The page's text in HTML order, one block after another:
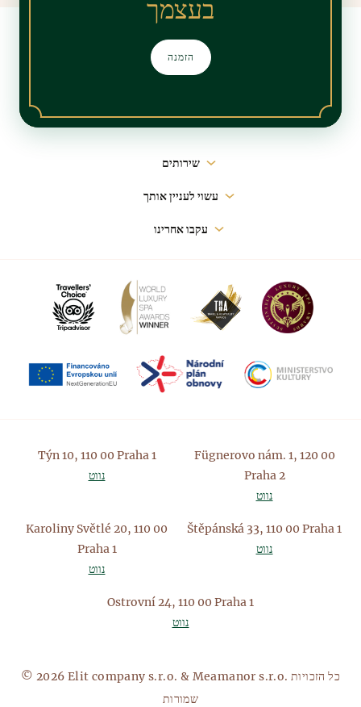
בעצמך
הזמנה
שירותים
עשוי לעניין אותך
עקבו אחרינו
Týn 10, 110 00 Praha 1
נווט
Fügnerovo nám. 1, 120 00
Praha 2
נווט
Karoliny Světlé 20, 110 00
Praha 1
נווט
Štěpánská 33, 110 00 Praha 1
נווט
Ostrovní 24, 110 00 Praha 1
נווט
© 2026 Elit company s.r.o. & Meamanor s.r.o. כל הזכויות
שמורות